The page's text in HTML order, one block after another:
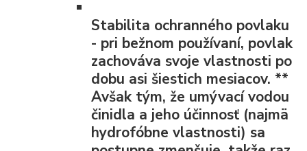
Stabilita ochranného povlaku
- pri bežnom používaní, povlak
zachováva svoje vlastnosti po
dobu asi šiestich mesiacov. **
Avšak tým, že umývací vodou
činidla a jeho účinnosť (najmä
hydrofóbne vlastnosti) sa